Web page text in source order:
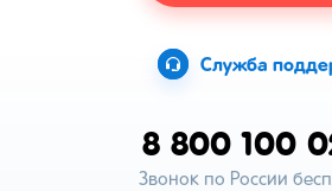
Служба
8 800 100
Звонок по России